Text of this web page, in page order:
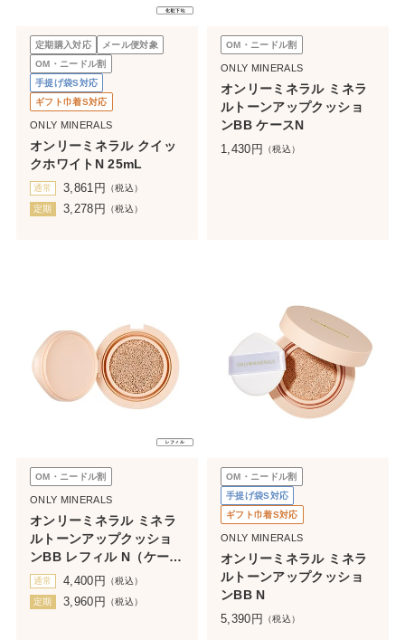
定期購入対応
メール便対象
OM・ニードル割
手提げ袋S対応
ギフト巾着S対応
ONLY MINERALS
オンリーミネラル クイッ
クホワイトN 25mL
通常 3,861 円 （税込）
定期 3,278 円 （税込）
OM・ニードル割
ONLY MINERALS
オンリーミネラル ミネラ
ルトーンアップクッショ
ンBB ケースN
1,430 円 （税込）
OM・ニードル割
ONLY MINERALS
オンリーミネラル ミネラ
ルトーンアップクッショ
ンBB レフィル N（ケース
なし）
通常 4,400 円 （税込）
定期 3,960 円 （税込）
OM・ニードル割
手提げ袋S対応
ギフト巾着S対応
ONLY MINERALS
オンリーミネラル ミネラ
ルトーンアップクッショ
ンBB N
5,390 円 （税込）